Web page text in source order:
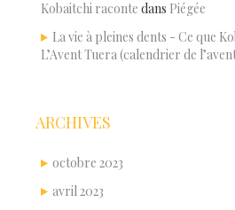
Kobaitchi raconte dans Piégée
La vie à pleines dents - Ce que
L’Avent Tuera (calendrier de
ARCHIVES
octobre 2023
avril 2023